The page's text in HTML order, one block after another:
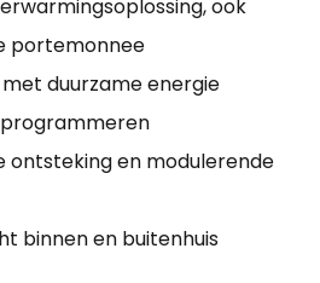
ook
portemonnee
duurzame energie
ontsteking en modulerende
binnen en buitenhuis